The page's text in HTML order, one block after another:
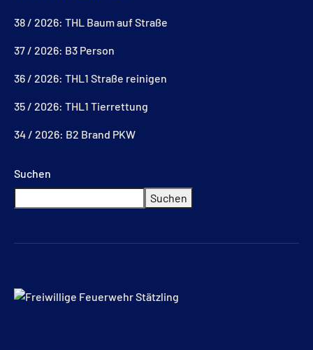
38 / 2026: THL Baum auf Straße
37 / 2026: B3 Person
36 / 2026: THL1 Straße reinigen
35 / 2026: THL1 Tierrettung
34 / 2026: B2 Brand PKW
Suchen
Suchen